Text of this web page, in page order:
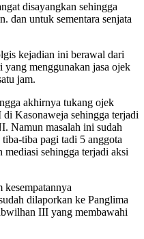
disayangkan sehingga
dan untuk sementara senjata
kejadian ini berawal dari
yang menggunakan jasa ojek
jam.
akhirnya tukang ojek
Kasonaweja sehingga terjadi
Namun masalah ini sudah
tiba pagi tadi 5 anggota
sehingga terjadi aksi
dilaporkan ke Panglima
III yang membawahi